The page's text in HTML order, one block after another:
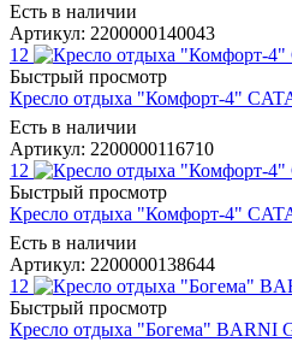
Есть в наличии
Артикул: 2200000140043
12
Быстрый просмотр
Кресло отдыха "Комфорт-4"
Есть в наличии
Артикул: 2200000116710
12
Быстрый просмотр
Кресло отдыха "Комфорт-4"
Есть в наличии
Артикул: 2200000138644
12
Быстрый просмотр
Кресло отдыха "Богема" BARNI